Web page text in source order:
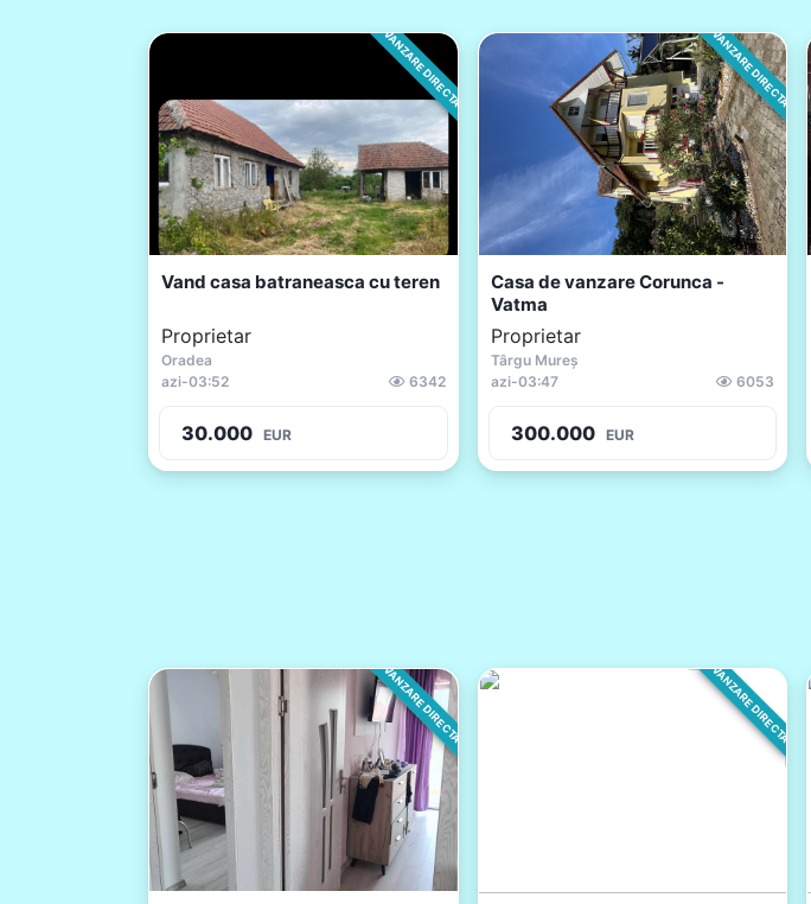
VANZARE DIRECTA
Vand casa batraneasca cu teren
Proprietar
Oradea
azi-03:52 6342
30.000 EUR
VANZARE DIRECTA
Casa de vanzare Corunca -
Vatma
Proprietar
Târgu Mureș
azi-03:47 6053
300.000 EUR
VANZARE DIRECTA VANZARE DIRECTA